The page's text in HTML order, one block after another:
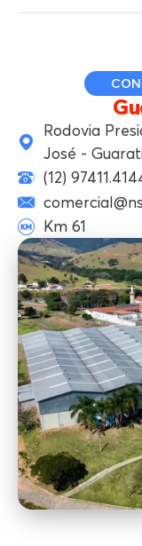
Rodovia
José -
(12)
Km 61